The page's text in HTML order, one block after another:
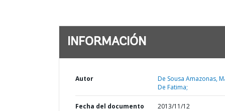
INFORMACIÓN
Autor
De Sousa Amazonas,
De Fatima;
Fecha del documento 2013/11/12